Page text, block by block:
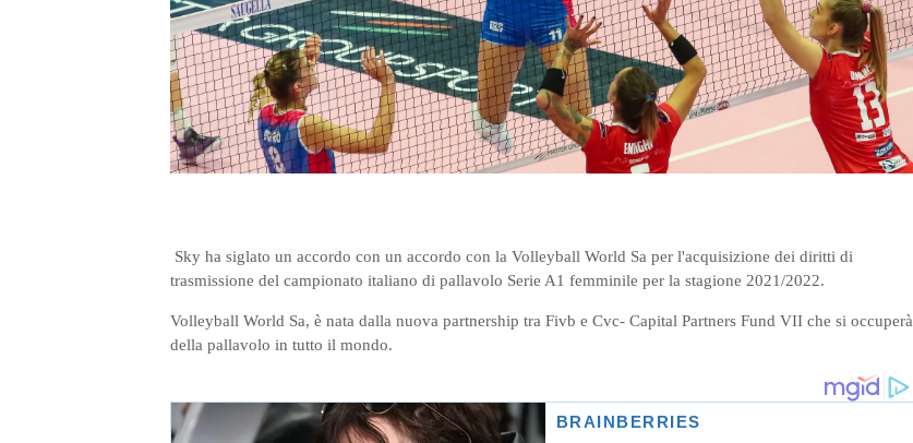
Sky ha siglato un accordo con un accordo con la Volleyball World Sa per l'acquisizione dei diritti di
trasmissione del campionato italiano di pallavolo Serie A1 femminile per la stagione 2021/2022.
Volleyball World Sa, è nata dalla nuova partnership tra Fivb e Cvc- Capital Partners Fund VII che si occuperà
della pallavolo in tutto il mondo.